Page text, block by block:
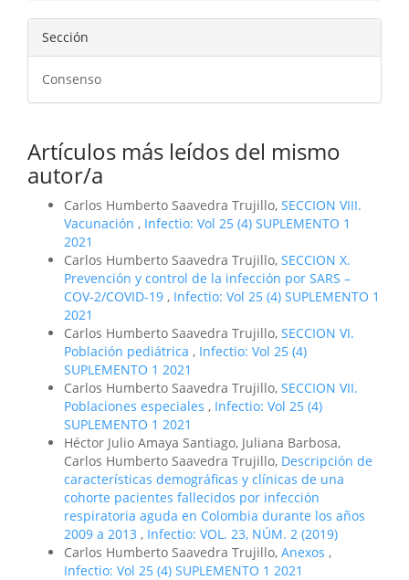
Sección
Consenso
Artículos más leídos del mismo
autor/a
Carlos Humberto Saavedra Trujillo, SECCION VIII.
Vacunación , Infectio: Vol 25 (4) SUPLEMENTO 1
2021
Carlos Humberto Saavedra Trujillo, SECCION X.
Prevención y control de la infección por SARS –
COV-2/COVID-19 , Infectio: Vol 25 (4) SUPLEMENTO 1
2021
Carlos Humberto Saavedra Trujillo, SECCION VI.
Población pediátrica , Infectio: Vol 25 (4)
SUPLEMENTO 1 2021
Carlos Humberto Saavedra Trujillo, SECCION VII.
Poblaciones especiales , Infectio: Vol 25 (4)
SUPLEMENTO 1 2021
Héctor Julio Amaya Santiago, Juliana Barbosa,
Carlos Humberto Saavedra Trujillo, Descripción de
características demográficas y clínicas de una
cohorte pacientes fallecidos por infección
respiratoria aguda en Colombia durante los años
2009 a 2013 , Infectio: VOL. 23, NÚM. 2 (2019)
Carlos Humberto Saavedra Trujillo, Anexos ,
Infectio: Vol 25 (4) SUPLEMENTO 1 2021